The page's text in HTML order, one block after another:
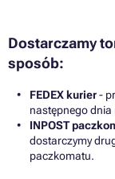
Dostarczamy
sposób:
FEDEX kurier-
następnego
INPOST
dostarczymy
paczkomatu.